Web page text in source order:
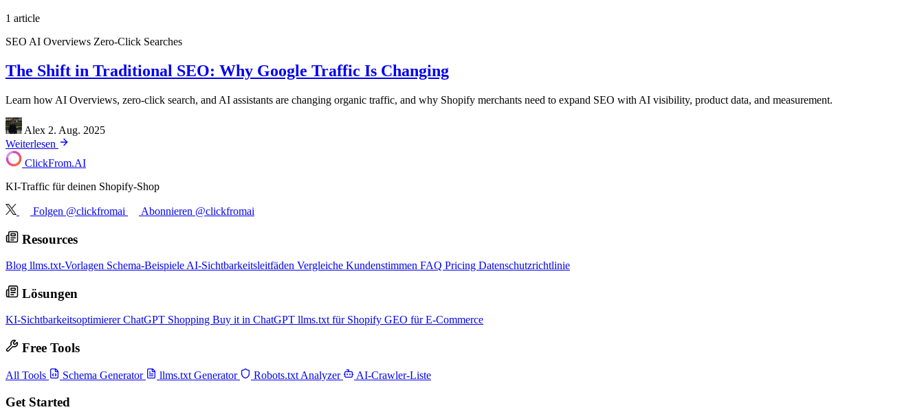
1 article
SEO AI Overviews Zero-Click Searches
The Shift in Traditional SEO: Why Google Traffic Is Changing
Learn how AI Overviews, zero-click search, and AI assistants are changing organic traffic, and why Shopify merchants need to expand SEO with AI visibility, product data, and measurement.
Alex 2. Aug. 2025
Weiterlesen
ClickFrom.AI
KI-Traffic für deinen Shopify-Shop
Folgen @clickfromai Abonnieren @clickfromai
Resources
Blog llms.txt-Vorlagen Schema-Beispiele AI-Sichtbarkeitsleitfäden Vergleiche Kundenstimmen FAQ Pricing Datenschutzrichtlinie
Lösungen
KI-SichtbarkeitsoptimiererChatGPT Shopping Buy it in ChatGPT llms.txt für Shopify GEO für E-Commerce
Free Tools
All Tools Schema Generator llms.txt Generator Robots.txt Analyzer AI-Crawler-Liste
Get Started